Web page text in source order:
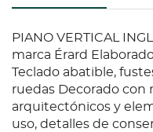
PIANO VERTICAL
marca Érard
Teclado abatible,
ruedas Decorado con
arquitectónicos y
uso, detalles de